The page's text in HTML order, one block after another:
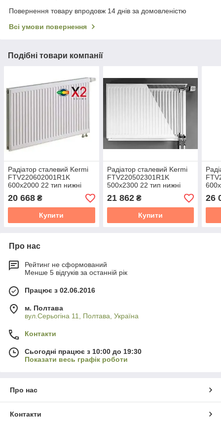
Повернення товару впродовж 14 днів за домовленістю
Всі умови повернення
Подібні товари компанії
Радіатор сталевий Kermi
FTV220602001R1K
600x2000 22 тип нижні
під'єднання
20 668 ₴
Купити
Радіатор сталевий Kermi
FTV220502301R1K
500x2300 22 тип нижні
під'єднання
21 862₴
Купити
26
Про нас
Рейтинг не сформований
Менше 5 відгуків за останній рік
Працює з 02.06.2016
м. Полтава
вул.Серьогіна 11, Полтава, Україна
Контакти
Сьогодні працює з 10:00 до 19:30
Показати весь графік роботи
Про нас
Контакти